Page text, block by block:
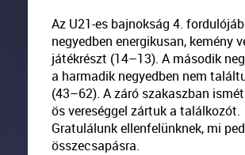
Az U21-es bajnokság 4.
negyedben energikusan, kemény
játékrészt (14–13). A második
a harmadik negyedben nem
(43–62). A záró szakaszban
ös vereséggel zártuk a találkozót.
Gratulálunk ellenfelünknek, mi
összecsapásra.